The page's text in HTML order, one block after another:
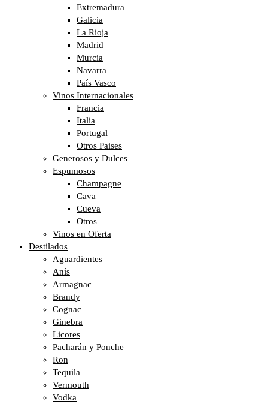
Extremadura
Galicia
La Rioja
Madrid
Murcia
Navarra
País Vasco
Vinos Internacionales
Francia
Italia
Portugal
Otros Paises
Generosos y Dulces
Espumosos
Champagne
Cava
Cueva
Otros
Vinos en Oferta
Destilados
Aguardientes
Anís
Armagnac
Brandy
Cognac
Ginebra
Licores
Pacharán y Ponche
Ron
Tequila
Vermouth
Vodka